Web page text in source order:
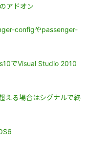
アドオン
configやpassenger-
でVisual Studio 2010
える場合はシグナルで終